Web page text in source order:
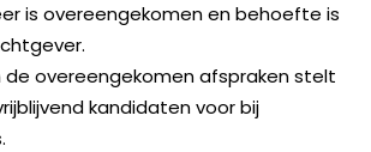
is overeengekomen en behoefte is
de overeengekomen afspraken stelt
kandidaten voor bij